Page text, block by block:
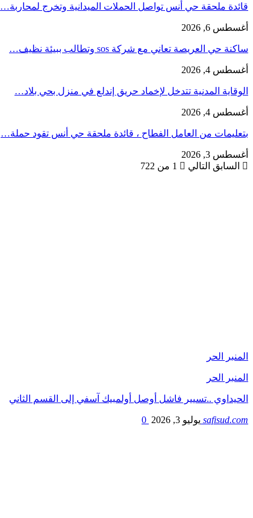
قائدة ملحقة حي أنس تواصل الحملات الميدانية وتخرج لمحاربة…
أغسطس 6, 2026
ساكنة حي العريصة تعاني مع شركة sos وتطالب ببيئة نظيف…
أغسطس 4, 2026
الوقاية المدنية تتدخل لإخماد حريق إندلع في منزل بحي بلاد…
أغسطس 4, 2026
بتعليمات من العامل الفطاح ، قائدة ملحقة حي أنس تقود حملة…
أغسطس 3, 2026
السابق التالي 1 من 722
المنبر الحر
المنبر الحر
الحيداوي ..تسيير فاشل أوصل أولمبيك آسفي إلى القسم الثاني
safisud.com يوليو 3, 2026